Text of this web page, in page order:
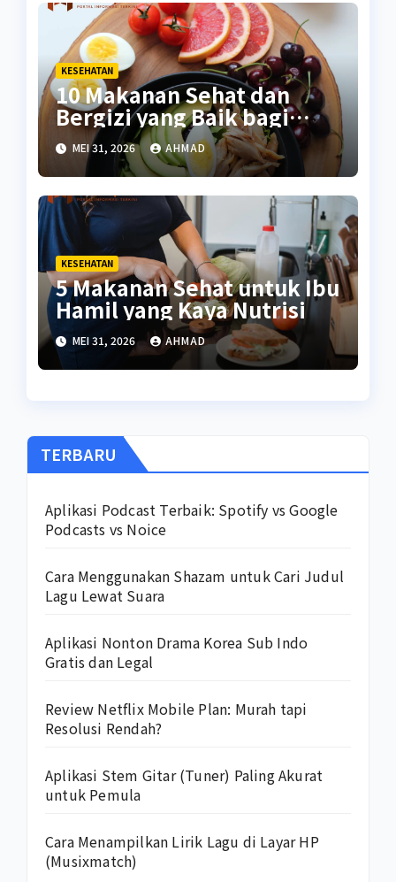
KESEHATAN
10 Makanan Sehat dan
Bergizi yang Baik bagi
Tubuh
MEI 31, 2026 AHMAD
KESEHATAN
5 Makanan Sehat untuk Ibu
Hamil yang Kaya Nutrisi
MEI 31, 2026 AHMAD
TERBARU
Aplikasi Podcast Terbaik: Spotify vs Google
Podcasts vs Noice
Cara Menggunakan Shazam untuk Cari Judul
Lagu Lewat Suara
Aplikasi Nonton Drama Korea Sub Indo
Gratis dan Legal
Review Netflix Mobile Plan: Murah tapi
Resolusi Rendah?
Aplikasi Stem Gitar (Tuner) Paling Akurat
untuk Pemula
Cara Menampilkan Lirik Lagu di Layar HP
(Musixmatch)